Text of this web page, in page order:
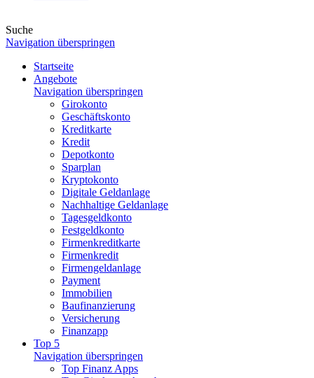
Suche
Navigation überspringen
Startseite
Angebote
Navigation überspringen
Girokonto
Geschäftskonto
Kreditkarte
Kredit
Depotkonto
Sparplan
Kryptokonto
Digitale Geldanlage
Nachhaltige Geldanlage
Tagesgeldkonto
Festgeldkonto
Firmenkreditkarte
Firmenkredit
Firmengeldanlage
Payment
Immobilien
Baufinanzierung
Versicherung
Finanzapp
Top 5
Navigation überspringen
Top Finanz Apps